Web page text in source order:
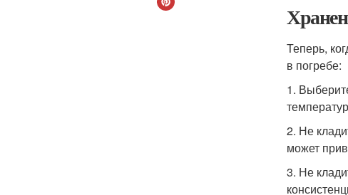
Теперь,
в погребе:
1.
2. Не
может
3. Не